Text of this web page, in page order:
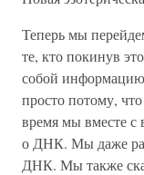
Теперь мы
те, кто покинув
собой
просто потому,
время мы вместе с
о ДНК. Мы даже
ДНК. Мы также